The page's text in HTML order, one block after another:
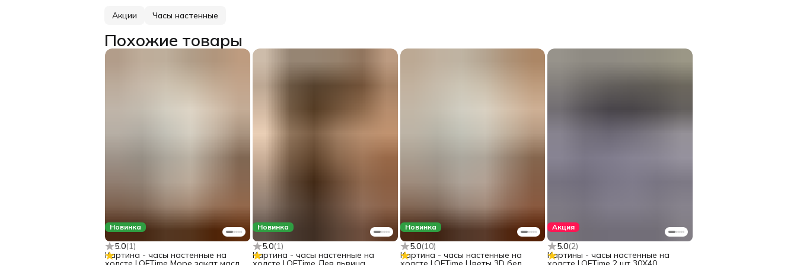
Акции Часы настенные
Похожие товары
Новинка
5.0(1)
Картина - часы настенные на
Новинка
5.0(1)
Картина - часы настенные на
Новинка
5.0(10)
Картина - часы настенные на
Акция
5.0(2)
Картины - часы настенные на